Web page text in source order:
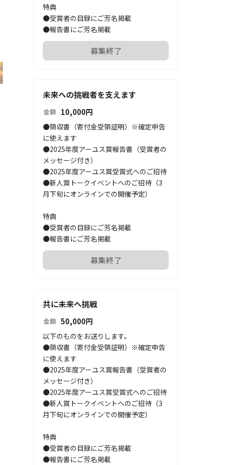
特典
●受賞者の目録にご芳名掲載
●報告書にご芳名掲載
募集終了
未来への挑戦者を支えます
金額 10,000円
●領収書（寄付金受領証明）※確定申告
に使えます
●2025年度アーユス賞報告書（受賞者の
メッセージ付き）
●2025年度アーユス賞受賞式へのご招待
●新人賞トークイベントへのご招待（3
月下旬にオンラインでの開催予定）
特典
●受賞者の目録にご芳名掲載
●報告書にご芳名掲載
募集終了
共に未来へ挑戦
金額 50,000円
以下のものをお送りします。
●領収書（寄付金受領証明）※確定申告
に使えます
●2025年度アーユス賞報告書（受賞者の
メッセージ付き）
●2025年度アーユス賞受賞式へのご招待
●新人賞トークイベントへのご招待（3
月下旬にオンラインでの開催予定）
特典
●受賞者の目録にご芳名掲載
●報告書にご芳名掲載